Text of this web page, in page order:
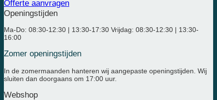
Offerte aanvragen
Openingstijden
Ma-Do: 08:30-12:30 | 13:30-17:30 Vrijdag: 08:30-12:30 | 13:30-
16:00
Zomer openingstijden
In de zomermaanden hanteren wij aangepaste openingstijden. Wij
sluiten dan doorgaans om 17:00 uur.
Webshop